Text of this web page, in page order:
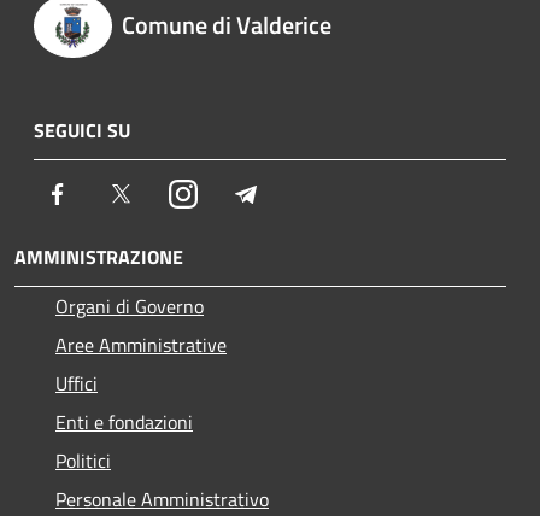
Comune di Valderice
SEGUICI SU
Facebook TwitterInstagram
AMMINISTRAZIONE
Organi di Governo
Aree Amministrative
Uffici
Enti e fondazioni
Politici
Personale Amministrativo